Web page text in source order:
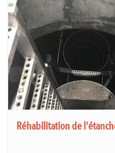
Réhabilitation de